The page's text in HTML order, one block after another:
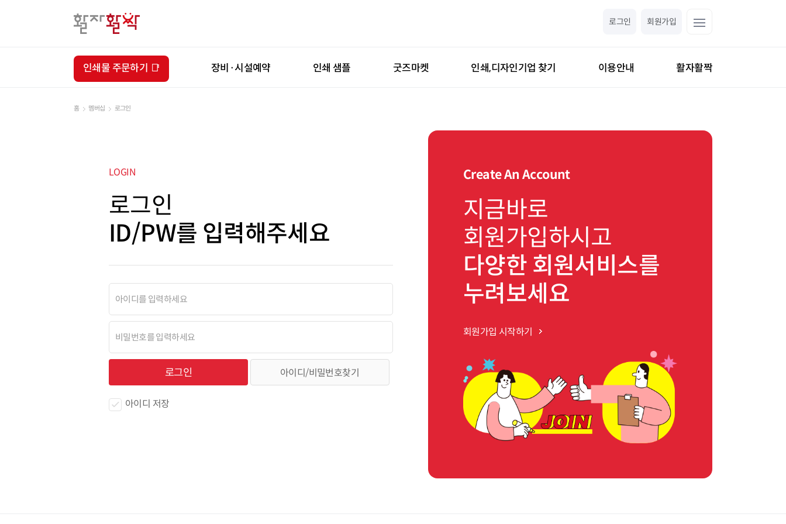
로그인 회원가입
인쇄물 주문하기 📑 장비·시설예약 인쇄 샘플 굿즈마켓 인쇄,디자인기업 찾기 이용안내 활자활짝
홈 멤버십 로그인
LOGIN
로그인
ID/PW를 입력해주세요
아이디/비밀번호찾기
아이디 저장
Create An Account
지금바로
회원가입하시고
다양한 회원서비스를
누려보세요
회원가입 시작하기